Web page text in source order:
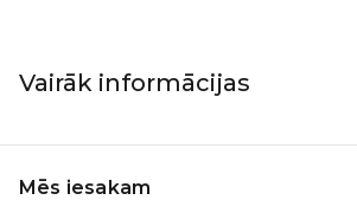
Vairāk informācijas
Mēs iesakam